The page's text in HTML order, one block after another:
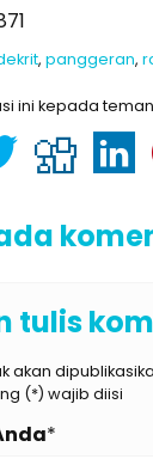
, panggeran,
ini kepada
tulis
akan
(*) wajib diisi
*